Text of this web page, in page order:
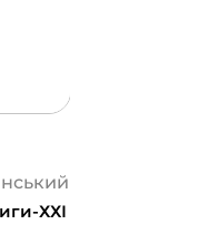
ХХІ